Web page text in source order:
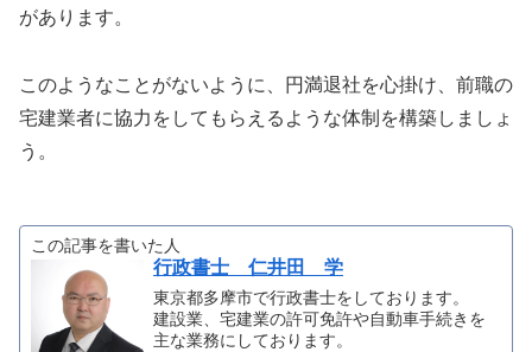
があります。
このようなことがないように、円満退社を心掛け、前職の
宅建業者に協力をしてもらえるような体制を構築しましょ
う。
この記事を書いた人
行政書士 仁井田 学
東京都多摩市で行政書士をしております。
建設業、宅建業の許可免許や自動車手続きを
主な業務にしております。